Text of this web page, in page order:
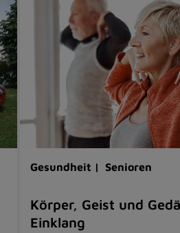
Gesundheit | Senioren
Körper, Geist und
Einklang